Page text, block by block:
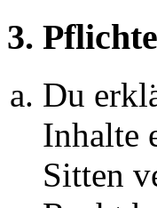
3.
Du
Inhalte
Sitten